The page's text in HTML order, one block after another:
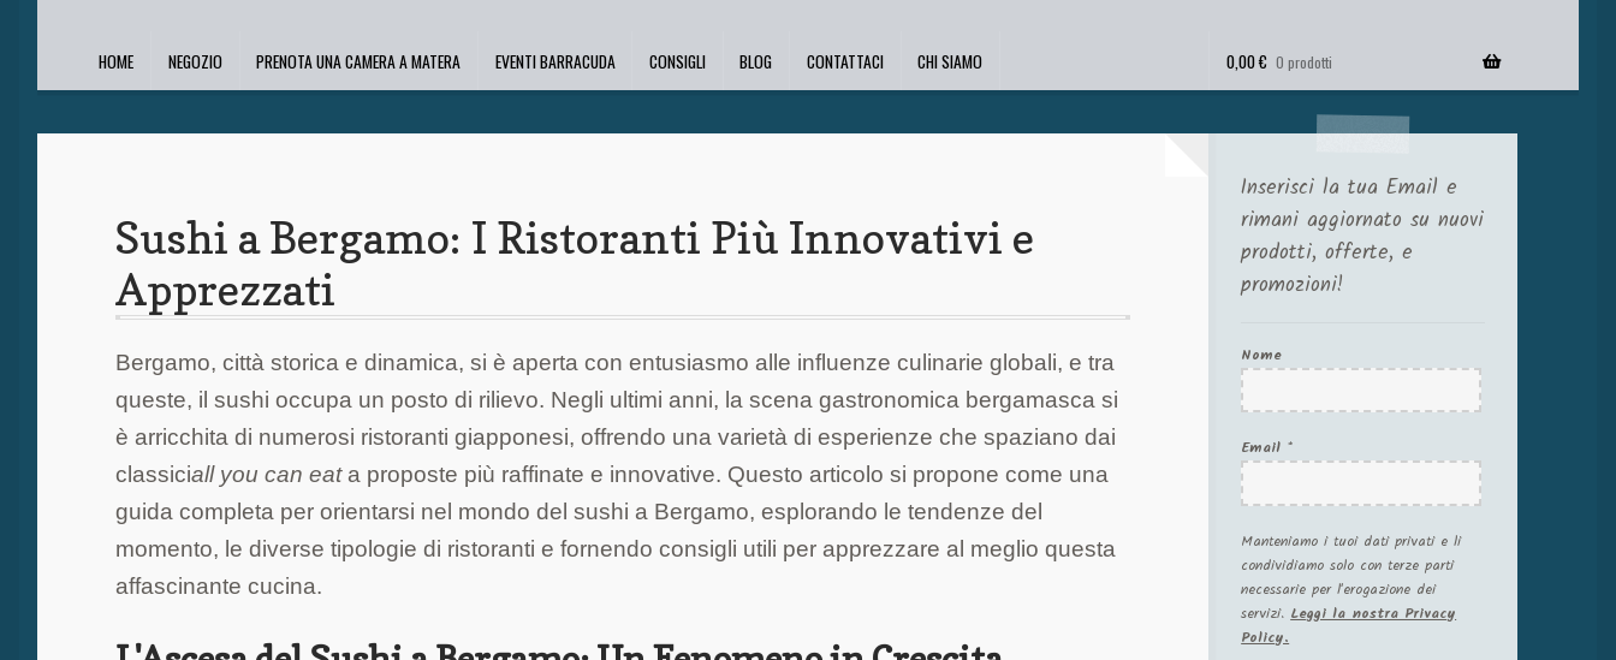
HOME NEGOZIO PRENOTA UNA CAMERA A MATERA EVENTI BARRACUDA CONSIGLI BLOG CONTATTACI CHI SIAMO 0,00€ 0 prodotti
Sushi a Bergamo: I Ristoranti Più Innovativi e
Apprezzati
Bergamo, città storica e dinamica, si è aperta con entusiasmo alle influenze culinarie globali, e tra
queste, il sushi occupa un posto di rilievo. Negli ultimi anni, la scena gastronomica bergamasca si
è arricchita di numerosi ristoranti giapponesi, offrendo una varietà di esperienze che spaziano dai
classiciall you can eata proposte più raffinate e innovative. Questo articolo si propone come una
guida completa per orientarsi nel mondo del sushi a Bergamo, esplorando le tendenze del
momento, le diverse tipologie di ristoranti e fornendo consigli utili per apprezzare al meglio questa
affascinante cucina.
Inserisci la tua Email e
rimani aggiornato su nuovi
prodotti, offerte, e
promozioni!
Nome
Email *
Manteniamo i tuoi dati privati e li
condividiamo solo con terze parti
necessarie per l'erogazione dei
servizi.Leggi la nostra Privacy
Policy.